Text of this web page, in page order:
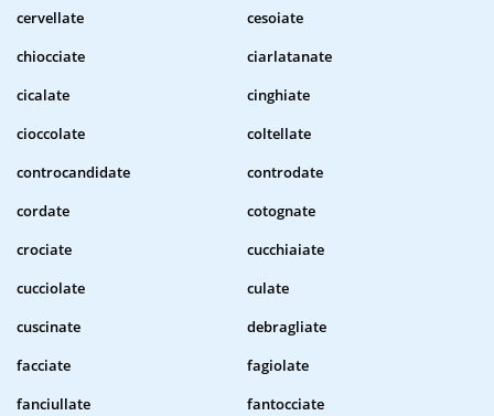
cervellate
cesoiate
chiocciate
ciarlatanate
cicalate
cinghiate
cioccolate
coltellate
controcandidate
controdate
cordate
cotognate
crociate
cucchiaiate
cucciolate
culate
cuscinate
debragliate
facciate
fagiolate
fanciullate
fantocciate